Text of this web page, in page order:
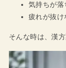
気持ちが落
疲れが抜け
そんな時は、漢